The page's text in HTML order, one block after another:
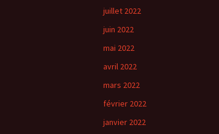
juillet 2022
juin 2022
mai 2022
avril 2022
mars 2022
février 2022
janvier 2022